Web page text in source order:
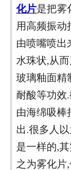
化片是把雾
用高频振动
由喷嘴喷出
水珠状,从
玻璃釉面精
耐酸等功效
由海绵吸棒
出.很多人
是一样的,
之为雾化片